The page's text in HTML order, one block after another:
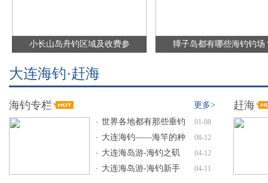
小长山岛舟钓区域及收费参 獐子岛都有哪些海钓钓场
大连海钓·赶海
海钓专栏 更多>
· 世界各地都有那些垂钓
01-08
· 大连海钓——海竿的种
08-12
· 大连海岛游-海钓之矶
04-12
· 大连海岛游-海钓新手 04-11
赶海